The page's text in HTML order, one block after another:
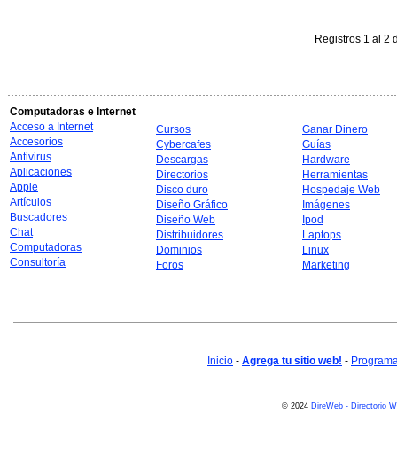
Registros 1 al 2
Computadoras e Internet
Acceso a Internet
Accesorios
Antivirus
Aplicaciones
Apple
Artículos
Buscadores
Chat
Computadoras
Consultoría
Cursos
Cybercafes
Descargas
Directorios
Disco duro
Diseño Gráfico
Diseño Web
Distribuidores
Dominios
Foros
Ganar Dinero
Guías
Hardware
Herramientas
Hospedaje Web
Imágenes
Ipod
Laptops
Linux
Marketing
Inicio - Agrega tu sitio web! -
© 2024 DireWeb - Directorio